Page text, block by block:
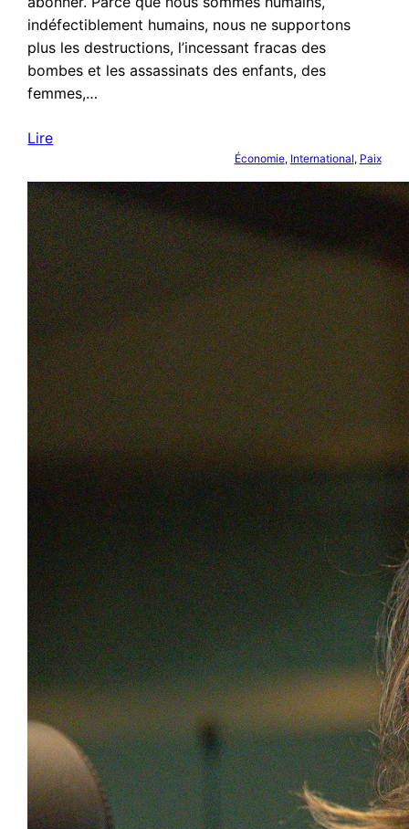
indéfectiblement humains, nous ne supportons
plus les destructions, l’incessant fracas des
bombes et les assassinats des enfants, des
femmes,…
Lire
Économie, International, Paix